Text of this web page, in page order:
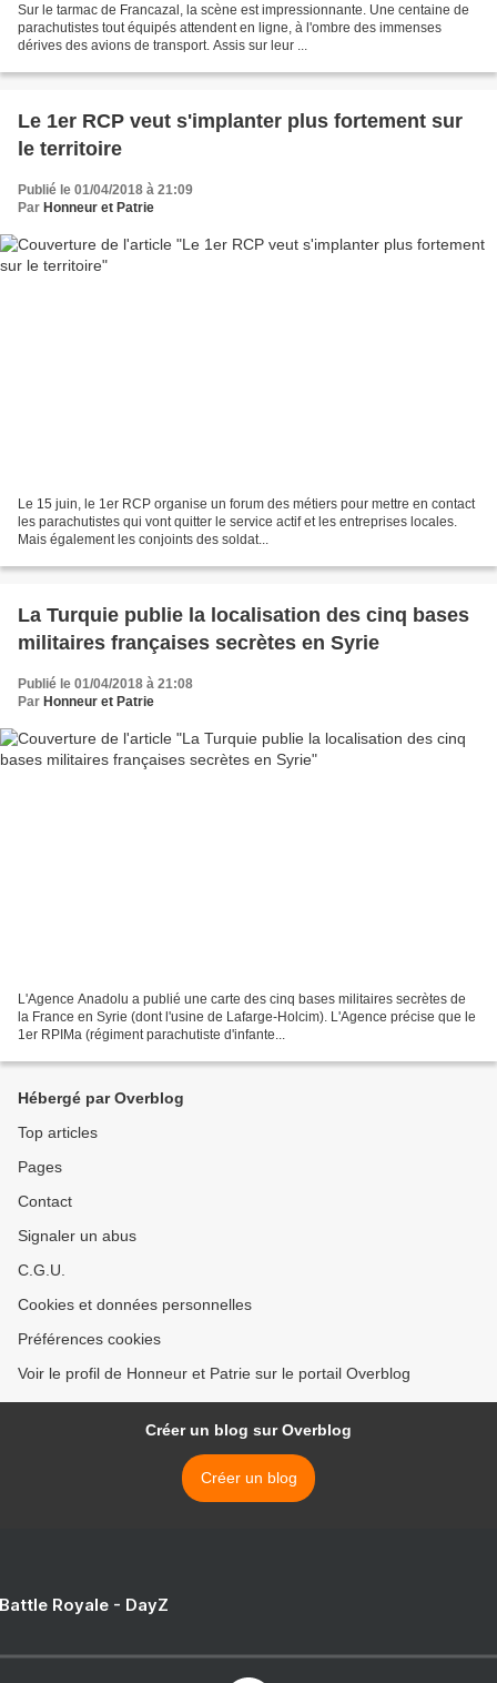
Sur le tarmac de Francazal, la scène est impressionnante. Une centaine de
parachutistes tout équipés attendent en ligne, à l'ombre des immenses
dérives des avions de transport. Assis sur leur ...
Le 1er RCP veut s'implanter plus fortement sur
le territoire
Publié le 01/04/2018 à 21:09
Par Honneur et Patrie
Le 15 juin, le 1er RCP organise un forum des métiers pour mettre en contact
les parachutistes qui vont quitter le service actif et les entreprises locales.
Mais également les conjoints des soldat...
La Turquie publie la localisation des cinq bases
militaires françaises secrètes en Syrie
Publié le 01/04/2018 à 21:08
Par Honneur et Patrie
L'Agence Anadolu a publié une carte des cinq bases militaires secrètes de
la France en Syrie (dont l'usine de Lafarge-Holcim). L'Agence précise que le
1er RPIMa (régiment parachutiste d'infante...
Hébergé par Overblog
Top articles
Pages
Contact
Signaler un abus
C.G.U.
Cookies et données personnelles
Préférences cookies
Voir le profil de Honneur et Patrie sur le portail Overblog
Créer un blog sur Overblog
Créer un blog
Royale - DayZ